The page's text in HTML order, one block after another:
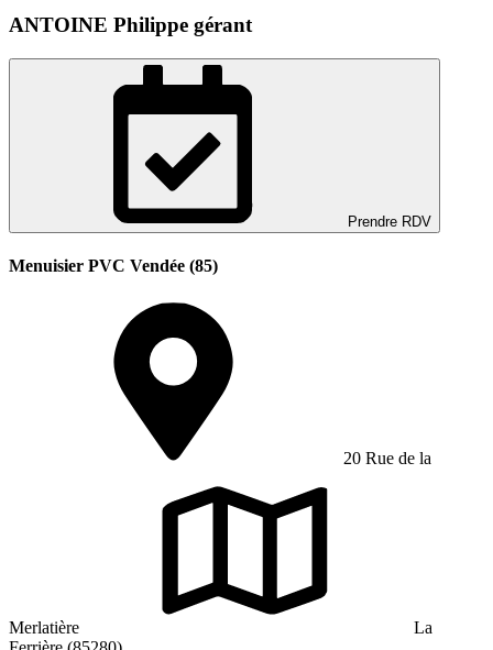
ANTOINE Philippe gérant
Prendre RDV
Menuisier PVC Vendée (85)
20 Rue de la
Merlatière
La